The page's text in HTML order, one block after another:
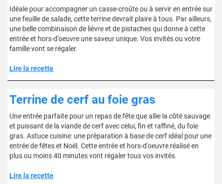
Idéale pour accompagner un casse-croûte ou à servir en entrée sur
une feuille de salade, cette terrine devrait plaire à tous. Par ailleurs,
une belle combinaison de lièvre et de pistaches qui donne à cette
entrée et hors-d'oeuvre une saveur unique. Vos invités ou votre
famille vont se régaler.
Lire la recette
Terrine de cerf au foie gras
Une entrée parfaite pour un repas de fête que allie la côté sauvage
et puissant de la viande de cerf avec celui, fin et raffiné, du foie
gras. Astuce cuisine: une préparation à base de cerf idéal pour une
entrée de fêtes et Noël. Cette entrée et hors-d'oeuvre réalisé en
plus ou moins 40 minutes vont régaler tous vos invités.
Lire la recette